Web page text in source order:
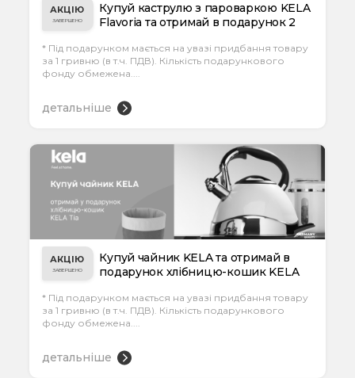
АКЦІЮ
ЗАВЕРШЕНО
Купуй каструлю з пароваркою KELA
Flavoria та отримай в подарунок 2
* Під подарунком мається на увазі придбання товару
за 1 гривню (в т.ч. ПДВ). Кількість подарункового
фонду обмежена....
детальніше
АКЦІЮ
ЗАВЕРШЕНО
Купуй чайник KELA та отримай в
подарунок хлібницю-кошик KELA
* Під подарунком мається на увазі придбання товару
за 1 гривню (в т.ч. ПДВ). Кількість подарункового
фонду обмежена....
детальніше